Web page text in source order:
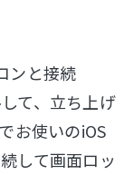
ンと接続
て、立ち上げ
お使いのiOS
して画面ロッ